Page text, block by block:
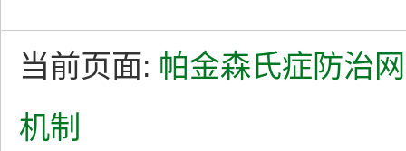
当前页面: 帕金森氏症防治
机制